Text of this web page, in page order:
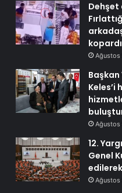
Dehşet
kopardı
Ağustos
Başkan
Keles’i
Ağustos
12.
Genel
Ağustos